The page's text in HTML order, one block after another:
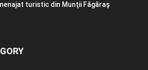
turistic din Munţii Făgăraş